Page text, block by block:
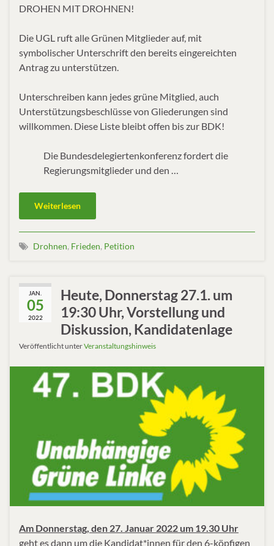
DROHEN MIT DROHNEN!
Die UGL ruft alle Grünen Mitglieder auf, mit
symbolischer Unterschrift den bereits eingereichten
Antrag zu unterstützen.
Unterschreiben kann jedes grüne Mitglied, auch
Unterstützungsbeschlüsse von Gliederungen sind
willkommen. Diese Liste bleibt offen bis zur BDK!
Die Bundesdelegiertenkonferenz fordert die
Regierungsmitglieder und den …
Weiterlesen
Drohnen, Frieden, Petition
JAN.
05
2022
Heute, Donnerstag 27.1. um
19:30 Uhr, Vorstellung und
Diskussion, Kandidatenlage
Veröffentlicht unterVeranstaltungshinweis
Am Donnerstag, den 27. Januar 2022 um 19.30 Uhr
geht es dann um die Kandidat*innen für den 6-köpfigen